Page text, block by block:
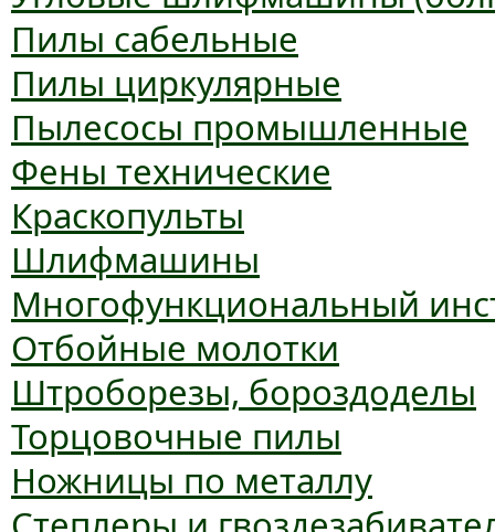
Пилы сабельные
Пилы циркулярные
Пылесосы промышленные
Фены технические
Краскопульты
Шлифмашины
Многофункциональный
Отбойные молотки
Штроборезы, бороздоделы
Торцовочные пилы
Ножницы по металлу